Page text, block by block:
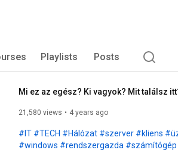
Playlists Posts
21,580 views 4 years ago
#IT #TECH #Hálózat #szerver #kliens
#windows #rendszergazda #számítógép